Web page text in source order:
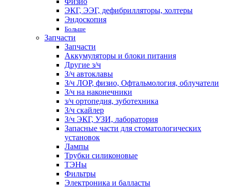
ЭКГ, ЭЭГ, дефибрилляторы, холтеры
Эндоскопия
Больше
Запчасти
Запчасти
Аккумуляторы и блоки питания
Другие з/ч
З/ч автоклавы
З/ч ЛОР, физио, Офтальмология, облучатели
З/ч на наконечники
з/ч ортопедия, зуботехника
З/ч скайлер
З/ч ЭКГ, УЗИ, лаборатория
Запасные части для стоматологических
установок
Лампы
Трубки силиконовые
ТЭНы
Фильтры
Электроника и балласты